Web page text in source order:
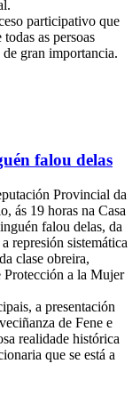
participativo que
as persoas
gran importancia.
falou delas
Provincial da
ás 19 horas na Casa
falou delas, da
represión sistemática
clase obreira,
Protección a la Mujer
a presentación
de Fene e
realidade histórica
que se está a